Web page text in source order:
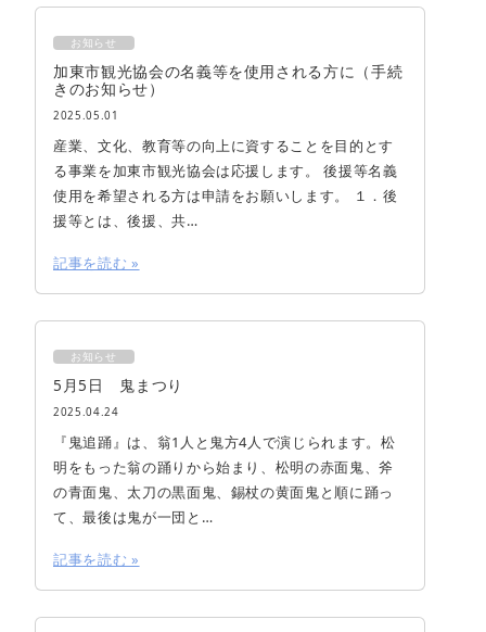
お知らせ
加東市観光協会の名義等を使用される方に（手続
きのお知らせ）
2025.05.01
産業、文化、教育等の向上に資することを目的とす
る事業を加東市観光協会は応援します。 後援等名義
使用を希望される方は申請をお願いします。 １．後
援等とは、後援、共…
記事を読む »
お知らせ
5月5日 鬼まつり
2025.04.24
『鬼追踊』は、翁1人と鬼方4人で演じられます。松
明をもった翁の踊りから始まり、松明の赤面鬼、斧
の青面鬼、太刀の黒面鬼、錫杖の黄面鬼と順に踊っ
て、最後は鬼が一団と…
記事を読む »